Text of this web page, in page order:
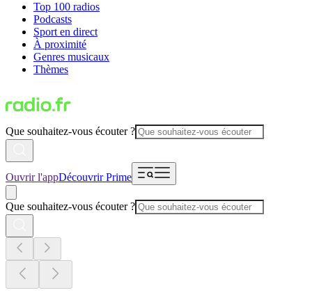
Top 100 radios
Podcasts
Sport en direct
À proximité
Genres musicaux
Thèmes
Que souhaitez-vous écouter ?
Ouvrir l'appDécouvrir Prime
Que souhaitez-vous écouter ?